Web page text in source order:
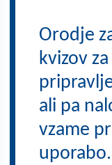
Orodje
kvizov za
ali pa
vzame
uporabo.